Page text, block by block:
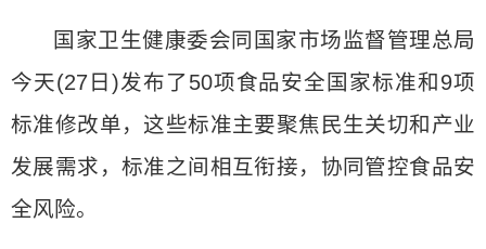
国家卫生健康委会同国家市场监督管理总局
今天(27日)发布了50项食品安全国家标准和9项
标准修改单，这些标准主要聚焦民生关切和产业
发展需求，标准之间相互衔接，协同管控食品安
全风险。